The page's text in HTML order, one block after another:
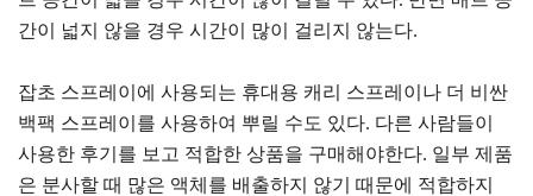
간이 넓지 않을 경우 시간이 많이 걸리지 않는다.
잡초 스프레이에 사용되는 휴대용 캐리 스프레이나 더 비싼
백팩 스프레이를 사용하여 뿌릴 수도 있다. 다른 사람들이
사용한 후기를 보고 적합한 상품을 구매해야한다. 일부 제품
은 분사할 때 많은 액체를 배출하지 않기 때문에 적합하지